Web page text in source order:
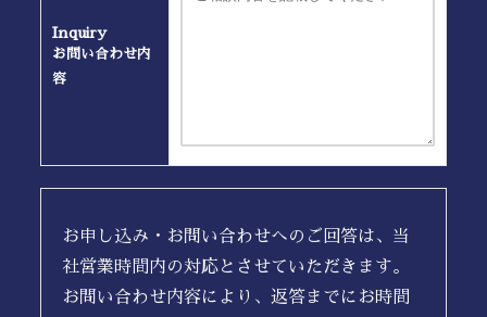
Inquiry
お問い合わせ内
容
お申し込み・お問い合わせへのご回答は、当
社営業時間内の対応とさせていただきます。
お問い合わせ内容により、返答までにお時間